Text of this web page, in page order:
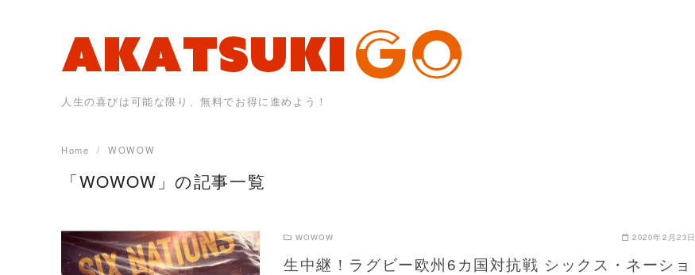
人生の喜びは可能な限り、無料でお得に進めよう！
Home WOWOW
「WOWOW」の記事一覧
WOWOW 2020年2月23日
生中継！ラグビー欧州6カ国対抗戦 シックス・ネーショ